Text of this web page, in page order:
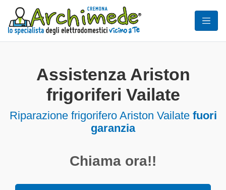
Assistenza Ariston
frigoriferi Vailate
Riparazione frigorifero Ariston Vailate fuori
garanzia
Chiama ora!!